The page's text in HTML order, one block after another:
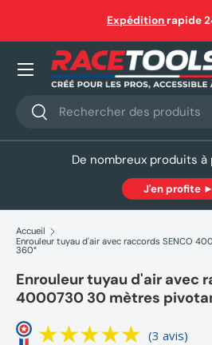
Aller au contenu
Expédition rapide
Recherche
Rechercher
Nos produits
De nombreux produits
J'en profite ►
Accueil
Enrouleur tuyau d'air avec raccords SENCO
360°
Enrouleur tuyau d'air avec
4000730 30 mètres
(3 avis)